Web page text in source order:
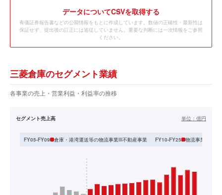
データについてCSVを取得する
有価証券報告書などの公開情報をもとに作成しています。数値の正確性・最新性は
保証せず、提出後の訂正には追従していません。重要な判断には一次情報をご参照
ください。
三菱倉庫のセグメント業績
各事業の売上・営業利益・利益率の推移
セグメント売上高 単位： 億円
FY05-FY09 倉庫・港湾運送等の物流事業 不動産事業 FY10-FY25 物流事業